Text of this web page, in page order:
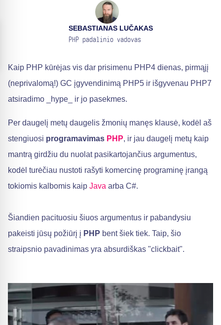
SEBASTIANAS LUČAKAS
PHP padalinio vadovas
Kaip PHP kūrėjas vis dar prisimenu PHP4 dienas, pirmąjį
(neprivalomą!) GC įgyvendinimą PHP5 ir išgyvenau PHP7
atsiradimo _hype_ ir jo pasekmes.
Per daugelį metų daugelis žmonių manęs klausė, kodėl aš
stengiuosi programavimas PHP, ir jau daugelį metų kaip
mantrą girdžiu du nuolat pasikartojančius argumentus,
kodėl turėčiau nustoti rašyti komercinę programinę įrangą
tokiomis kalbomis kaip Java arba C#.
Šiandien pacituosiu šiuos argumentus ir pabandysiu
pakeisti jūsų požiūrį į PHP bent šiek tiek. Taip, šio
straipsnio pavadinimas yra absurdiškas "clickbait".